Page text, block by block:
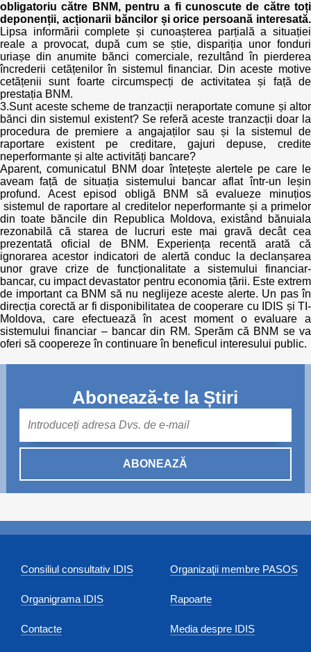
obligatoriu către BNM, pentru a fi cunoscute de către toți
deponenții, acționarii băncilor și orice persoană interesată.
Lipsa informării complete și cunoașterea parțială a situației
reale a provocat, după cum se știe, dispariția unor fonduri
uriașe din anumite bănci comerciale, rezultând în pierderea
încrederii cetățenilor în sistemul financiar. Din aceste motive
cetățenii sunt foarte circumspecți de activitatea și față de
prestația BNM.
3.Sunt aceste scheme de tranzacții neraportate comune și altor
bănci din sistemul existent? Se referă aceste tranzacții doar la
procedura de premiere a angajaților sau și la sistemul de
raportare existent pe creditare, gajuri depuse, credite
neperformante și alte activități bancare?
Aparent, comunicatul BNM doar întețește alertele pe care le
aveam față de situația sistemului bancar aflat într-un leșin
profund. Acest episod obligă BNM să evalueze minuțios
sistemul de raportare al creditelor neperformante și a primelor
din toate băncile din Republica Moldova, existând bănuiala
rezonabilă că starea de lucruri este mai gravă decât cea
prezentată oficial de BNM. Experiența recentă arată că
ignorarea acestor indicatori de alertă conduc la declanșarea
unor grave crize de funcționalitate a sistemului financiar-
bancar, cu impact devastator pentru economia țării. Este extrem
de important ca BNM să nu neglijeze aceste alerte. Un pas în
direcția corectă ar fi disponibilitatea de cooperare cu IDIS și TI-
Moldova, care efectuează în acest moment o evaluare a
sistemului financiar – bancar din RM. Sperăm că BNM se va
oferi să coopereze în continuare în beneficul interesului public.
Abonează-te la Știri
ABONEAZĂ
Consiliul consultativ IDIS
Organigrama IDIS
Contacte
Organizaţii membre PASOS
Rapoarte
Media despre IDIS